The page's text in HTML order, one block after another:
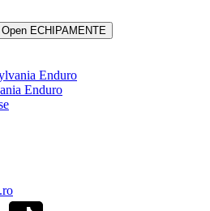
Open ECHIPAMENTE
Enduro
Enduro